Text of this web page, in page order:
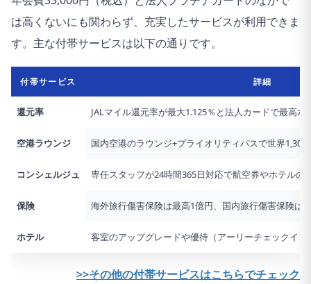
は高くないにも関わらず、充実したサービスが利用できま
す。主な付帯サービスは以下の通りです。
付帯サービス 詳細
還元率 JALマイル還元率が最大1.125％と法人カードで最高水
空港ラウンジ 国内空港のラウンジ+プライオリティパスで世界
コンシェルジュ 専任スタッフが24時間365日対応で航空券やホテルの
保険 海外旅行傷害保険は最高1億円、国内旅行傷害保険は
ホテル 客室のアップグレードや優待（アーリーチェックイ
>>その他の付帯サービスはこちらでチェック